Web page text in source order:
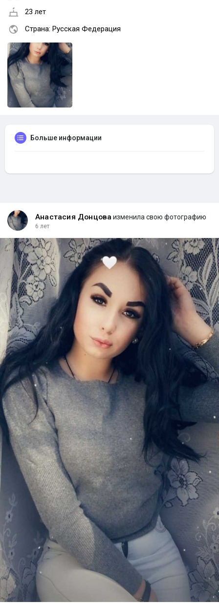
23 лет
Страна: Русская Федерация
Больше информации
Анастасия Донцова изменила свою фотографию
6 лет